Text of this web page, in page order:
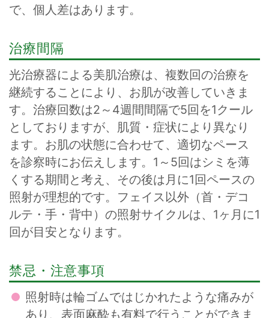
で、個人差はあります。
治療間隔
光治療器による美肌治療は、複数回の治療を
継続することにより、お肌が改善していきま
す。治療回数は2～4週間間隔で5回を1クール
としておりますが、肌質・症状により異なり
ます。お肌の状態に合わせて、適切なペース
を診察時にお伝えします。1～5回はシミを薄
くする期間と考え、その後は月に1回ペースの
照射が理想的です。フェイス以外（首・デコ
ルテ・手・背中）の照射サイクルは、1ヶ月に1
回が目安となります。
禁忌・注意事項
照射時は輪ゴムではじかれたような痛みが
あり、表面麻酔も有料で行うことができま